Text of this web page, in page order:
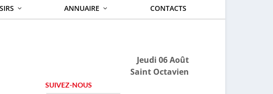
ANNUAIRE CONTACTS
Jeudi 06 Août
Saint Octavien
SUIVEZ-NOUS